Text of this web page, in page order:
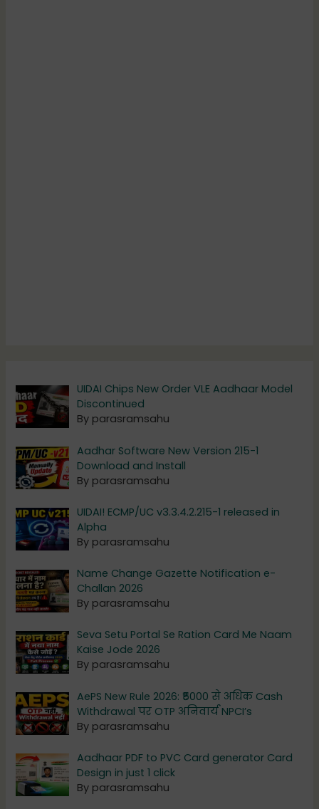
UIDAI Chips New Order VLE Aadhaar Model
Discontinued
By parasramsahu
Aadhar Software New Version 215-1
Download and Install
By parasramsahu
UIDAI! ECMP/UC v3.3.4.2.215-1 released in
Alpha
By parasramsahu
Name Change Gazette Notification e-
Challan 2026
By parasramsahu
Seva Setu Portal Se Ration Card Me Naam
Kaise Jode 2026
By parasramsahu
AePS New Rule 2026: ₹5000 से अधिक Cash
Withdrawal पर OTP अनिवार्य NPCI’s
By parasramsahu
Aadhaar PDF to PVC Card generator Card
Design in just 1 click
By parasramsahu